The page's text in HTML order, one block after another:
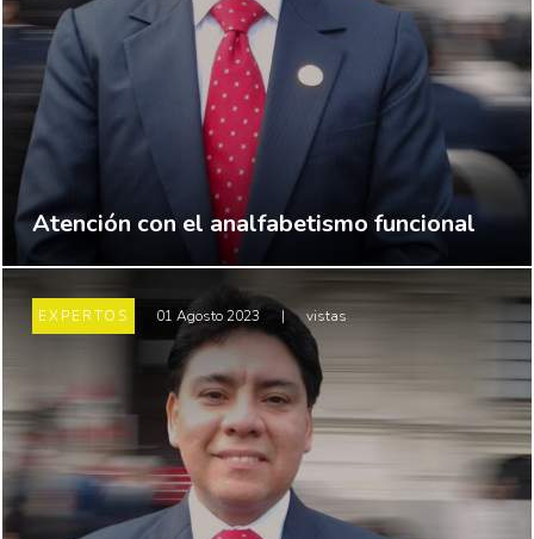
Atención con el analfabetismo funcional
EXPERTOS 01 Agosto 2023 | vistas